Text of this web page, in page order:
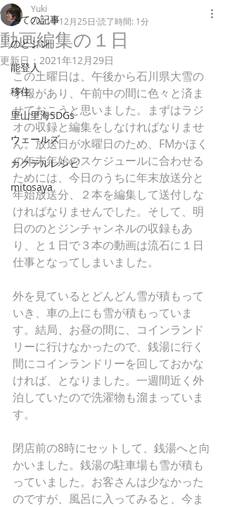
全ての記事
のとジン
能登人
移住
里山里海SDGs
ウェールズ
カクテルレシピ
mitosaya
動画編集の１日
Yuki
2021年12月25日 読了時間: 1分
更新日： 2021年12月29日
この土曜日は、午後から石川県大雪の
予報があり、午前中の間に色々と済ま
せておこうと思いました。まずはラジ
オの収録と編集をしなければなりませ
ん。放送日が水曜日のため、FMかほく
の年末年始のスケジュールに合わせる
ためには、今日のうちに年末放送分と
年始放送分、２本を編集して送付しな
ければなりませんでした。そして、明
日ののとジンチャンネルの収録もあ
り、と１日で３本の動画は流石に１日
仕事となってしまいました。
外を見ているとどんどん雪が積もって
いき、車の上にも雪が積もっていま
す。結局、お昼の間に、コインランド
リーに行けなかったので、銭湯に行く
間にコインランドリーを回しておかな
ければ、となりました。一週間近く外
泊していたので洗濯物も溜まっていま
す。
閉店前の8時にセットして、銭湯へと向
かいました。銭湯の駐車場も雪が積も
っていました。お客さんは少なかった
のですが、風呂に入ってみると、今ま